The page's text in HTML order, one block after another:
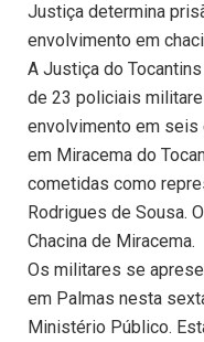
Justiça determina
envolvimento em
A Justiça do
de 23 policiais
envolvimento em seis
em Miracema do
cometidas como
Rodrigues de Sousa.
Chacina de Miracema.
Os militares se
em Palmas nesta
Ministério Público.